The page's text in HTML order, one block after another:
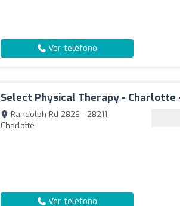
Ver teléfono
Select Physical Therapy - Charlotte
Randolph Rd 2826 - 28211,
Charlotte
Ver teléfono